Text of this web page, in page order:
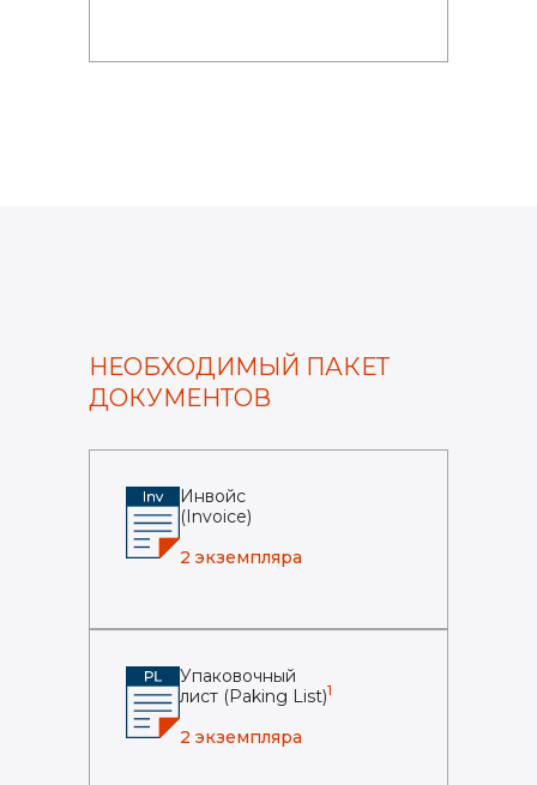
НЕОБХОДИМЫЙ ПАКЕТ
ДОКУМЕНТОВ
Инвойс
(Invoice)
2 экземпляра
Упаковочный
лист (Paking List)1
2 экземпляра